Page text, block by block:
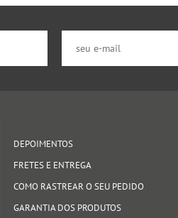
DEPOIMENTOS
FRETES E ENTREGA
COMO RASTREAR O SEU PEDIDO
GARANTIA DOS PRODUTOS